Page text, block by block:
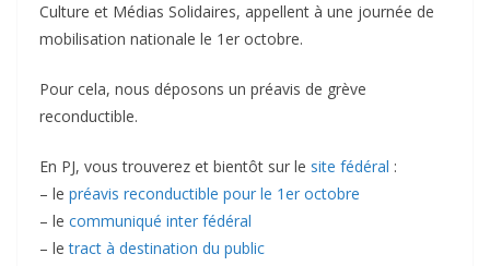
Culture et Médias Solidaires, appellent à une journée de
mobilisation nationale le 1er octobre.
Pour cela, nous déposons un préavis de grève
reconductible.
En PJ, vous trouverez et bientôt sur le site fédéral :
– le préavis reconductible pour le 1er octobre
– le communiqué inter fédéral
– letract à destination du public